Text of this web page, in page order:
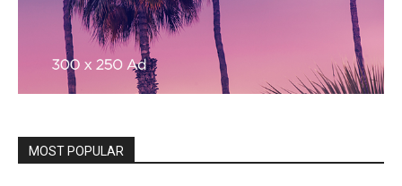
MOST POPULAR